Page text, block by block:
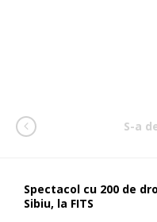
S-a
Spectacol cu 200 de
Sibiu, la FITS